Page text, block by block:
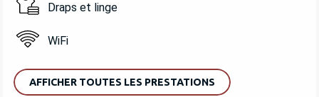
Draps et linge
WiFi
AFFICHER TOUTES LES PRESTATIONS